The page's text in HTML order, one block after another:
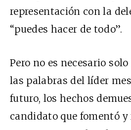
representación con la
“puedes hacer de todo”.
Pero no es necesario
las palabras del líder
futuro, los hechos
candidato que fomentó y